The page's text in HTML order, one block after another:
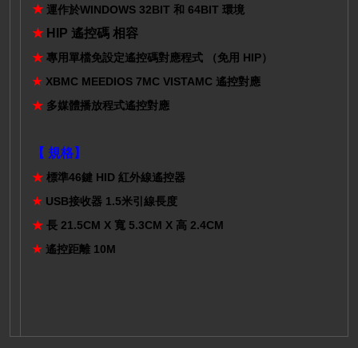
★運作於WINDOWS 32BIT 和 64BIT 環境
★ HIP 遙控碼 相容
★ 專用單檔免設定遙控碼對應程式 （免用 HIP）
★ XBMC MEEDIOS 7MC VISTAMC 遙控對應
★ 多媒體播放程式遙控對應
【 規格】
★ 標準46鍵 HID 紅外線遙控器
★ USB接收器 1.5米引線長度
★ 長 21.5CM X 寬 5.3CM X 高 2.4CM
★ 遙控距離 10M